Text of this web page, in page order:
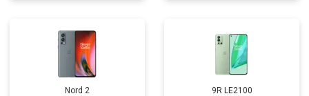
Nord 2 9R LE2100